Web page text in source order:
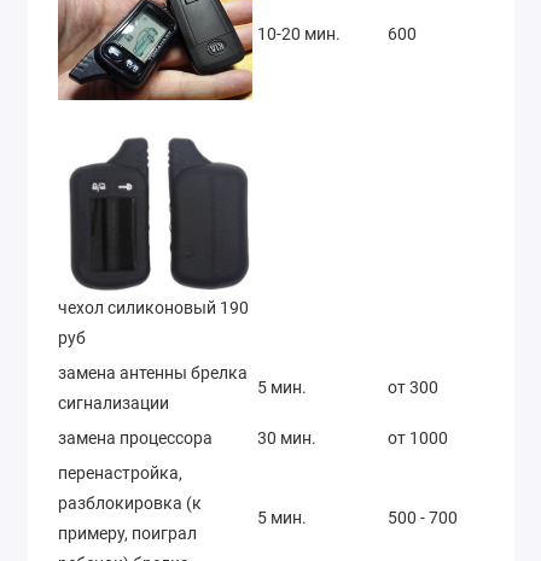
чехол силиконовый 190
руб
10-20 мин. 600
замена антенны брелка
сигнализации
5 мин. от 300
замена процессора 30 мин.
от 1000
перенастройка,
разблокировка (к
примеру, поиграл
5 мин. 500 - 700